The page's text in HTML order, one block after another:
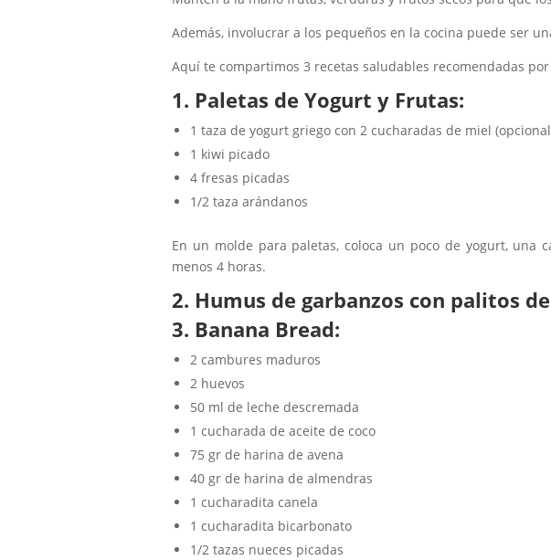
Además, involucrar a los pequeños en la cocina puede ser
Aquí te compartimos 3 recetas saludables recomendadas
1. Paletas de Yogurt y Frutas:
1 taza de yogurt griego con 2 cucharadas de miel
1 kiwi picado
4 fresas picadas
1/2 taza arándanos
En un molde para paletas, coloca un poco de yogurt,
menos 4 horas.
2. Humus de garbanzos con palitos
3. Banana Bread:
2 cambures maduros
2 huevos
50 ml de leche descremada
1 cucharada de aceite de coco
75 gr de harina de avena
40 gr de harina de almendras
1 cucharadita canela
1 cucharadita bicarbonato
⁠1/2 tazas nueces picadas